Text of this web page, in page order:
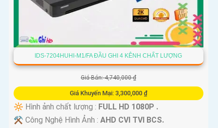
IDS-7204HUHI-M1/FA ĐẦU GHI 4 KÊNH CHẤT LƯỢNG
Giá Bán: 4,740,000 ₫
Giá Khuyến Mại: 3,300,000 ₫
🔆 Hình ảnh chất lượng : FULL HD 1080P .
⚒ Công Nghệ Hình Ảnh : AHD CVI TVI BCS.